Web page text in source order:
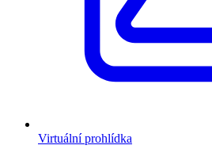
Virtuální prohlídka